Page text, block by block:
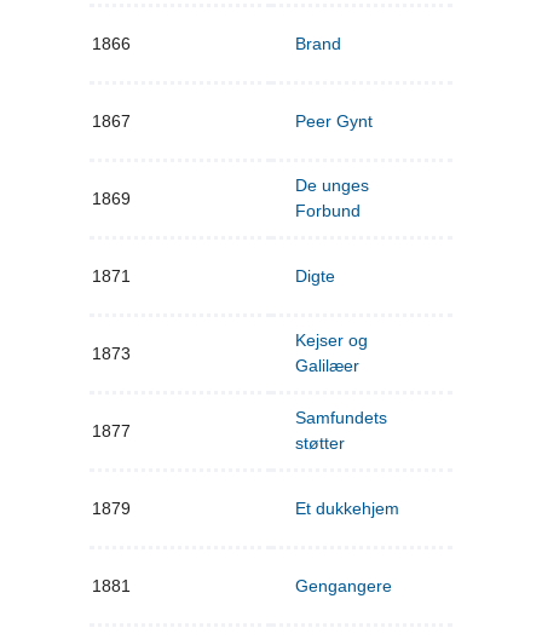
1866 Brand
1867 Peer Gynt
1869
De unges
Forbund
1871 Digte
1873
Kejser og
Galilæer
1877
Samfundets
støtter
1879 Et dukkehjem
1881 Gengangere